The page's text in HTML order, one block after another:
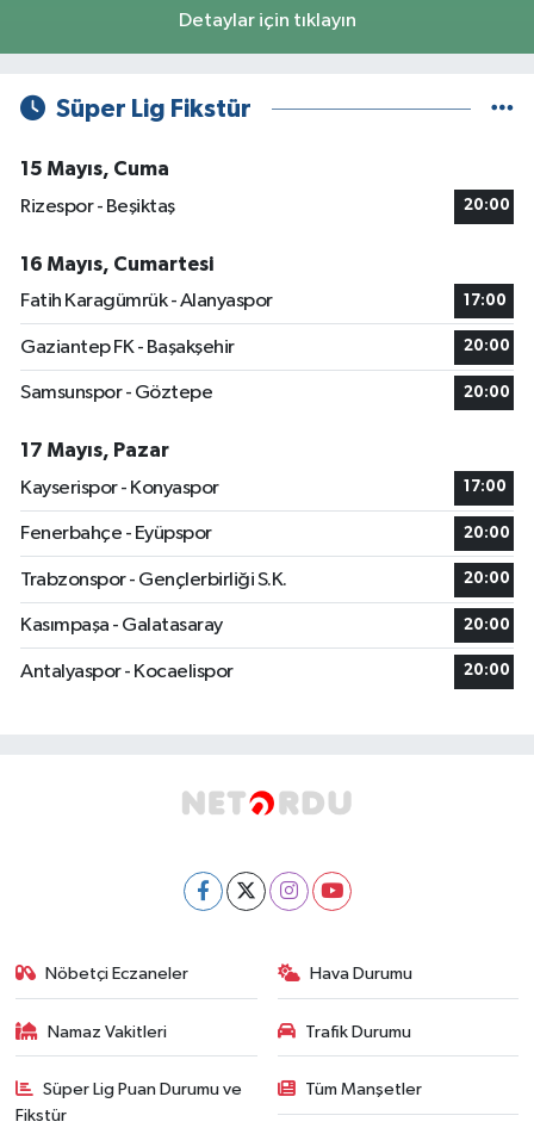
Detaylar için tıklayın
Süper Lig Fikstür
15 Mayıs, Cuma
Rizespor - Beşiktaş
20:00
16 Mayıs, Cumartesi
Fatih Karagümrük - Alanyaspor
17:00
Gaziantep FK - Başakşehir 20:00
Samsunspor - Göztepe 20:00
17 Mayıs, Pazar
Kayserispor - Konyaspor
17:00
Fenerbahçe - Eyüpspor 20:00
Trabzonspor - Gençlerbirliği S.K. 20:00
Kasımpaşa - Galatasaray 20:00
Antalyaspor - Kocaelispor 20:00
Nöbetçi Eczaneler Hava Durumu
Namaz Vakitleri Trafik Durumu
Süper Lig Puan Durumu ve
Fikstür
Tüm Manşetler